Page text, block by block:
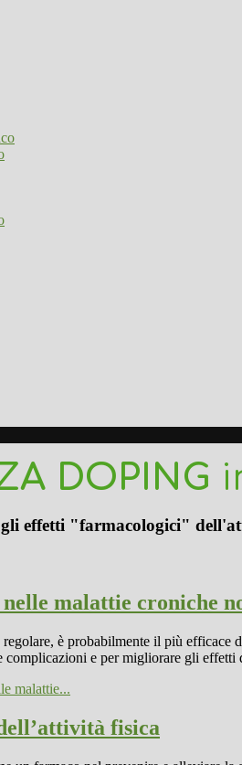
DOPING
effetti "farmacologici"
malattie croniche
è probabilmente il più
e per migliorare gli effetti
malattie...
fisica